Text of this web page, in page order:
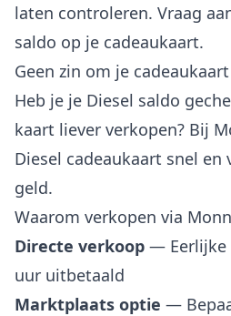
laten controleren. Vraag
saldo op je cadeaukaart.
Geen zin om je
Heb je je Diesel saldo
kaart liever verkopen? Bij
Diesel cadeaukaart snel
geld.
Waarom verkopen via
Directe verkoop — Eerlijke
uur uitbetaald
Marktplaats optie —